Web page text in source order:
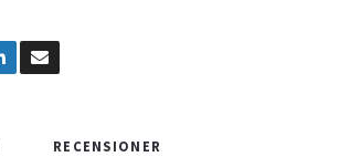
RECENSIONER